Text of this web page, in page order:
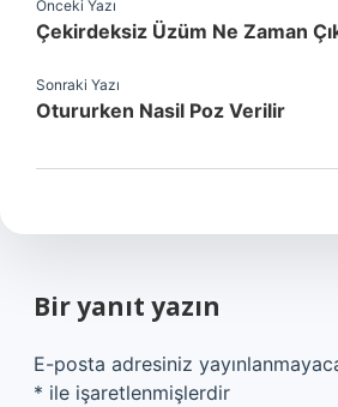
Önceki Yazı
Çekirdeksiz Üzüm Ne Zaman
Sonraki Yazı
Otururken Nasil Poz Verilir
Bir yanıt yazın
E-posta adresiniz
* ile işaretlenmişlerdir